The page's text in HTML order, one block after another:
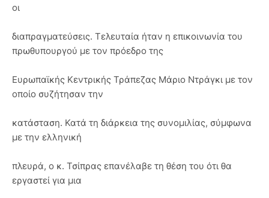
οι
διαπραγματεύσεις. Τελευταία ήταν η επικοινωνία του
πρωθυπουργού με τον πρόεδρο της
Ευρωπαϊκής Κεντρικής Τράπεζας Μάριο Ντράγκι με τον
οποίο συζήτησαν την
κατάσταση. Κατά τη διάρκεια της συνομιλίας, σύμφωνα
με την ελληνική
πλευρά, ο κ. Τσίπρας επανέλαβε τη θέση του ότι θα
εργαστεί για μια